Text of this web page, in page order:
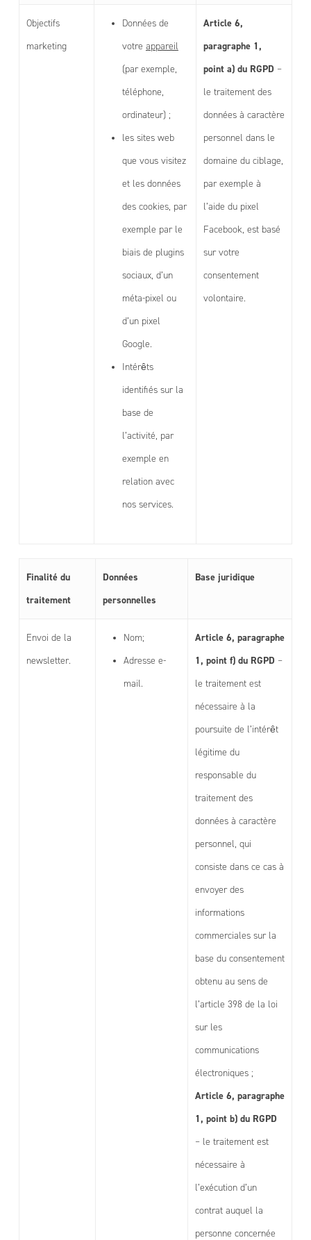
Objectifs
marketing
Données de
votre appareil
(par exemple,
téléphone,
ordinateur) ;
les sites web
que vous visitez
et les données
des cookies, par
exemple par le
biais de plugins
sociaux, d’un
méta-pixel ou
d’un pixel
Google.
Intérêts
identifiés sur la
base de
l’activité, par
exemple en
relation avec
nos services.
Article 6,
paragraphe 1,
point a) du RGPD –
le traitement des
données à caractère
personnel dans le
domaine du ciblage,
par exemple à
l’aide du pixel
Facebook, est basé
sur votre
consentement
volontaire.
Finalité du
traitement
Données
personnelles
Base juridique
Envoi de la
newsletter.
Nom;
Adresse e-
mail.
Article 6, paragraphe
1, point f) du RGPD –
le traitement est
nécessaire à la
poursuite de l’intérêt
légitime du
responsable du
traitement des
données à caractère
personnel, qui
consiste dans ce cas à
envoyer des
informations
commerciales sur la
base du consentement
obtenu au sens de
l’article 398 de la loi
sur les
communications
électroniques ;
Article 6, paragraphe
1, point b) du RGPD
– le traitement est
nécessaire à
l’exécution d’un
contrat auquel la
personne concernée